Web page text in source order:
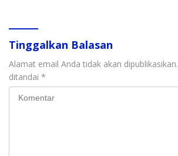
Tinggalkan Balasan
Alamat email Anda tidak akan dipublikasikan.
ditandai *